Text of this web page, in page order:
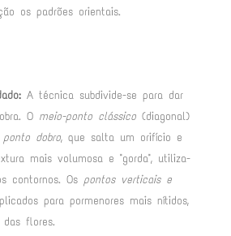
os padrões orientais.
A técnica subdivide-se para dar
O meio-ponto clássico(diagonal)
ponto dobro, que salta um orifício e
mais volumosa e "gorda", utiliza-
contornos. Os pontos verticais e
para pormenores mais nítidos,
flores.